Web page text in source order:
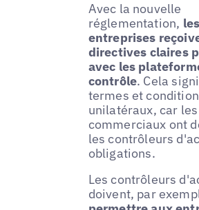
Avec la nouvelle
réglementation, les
entreprises
directives claires
avec les
contrôle. Cela
termes et
unilatéraux, car
commerciaux ont
les contrôleurs
obligations.
Les contrôleurs
doivent, par